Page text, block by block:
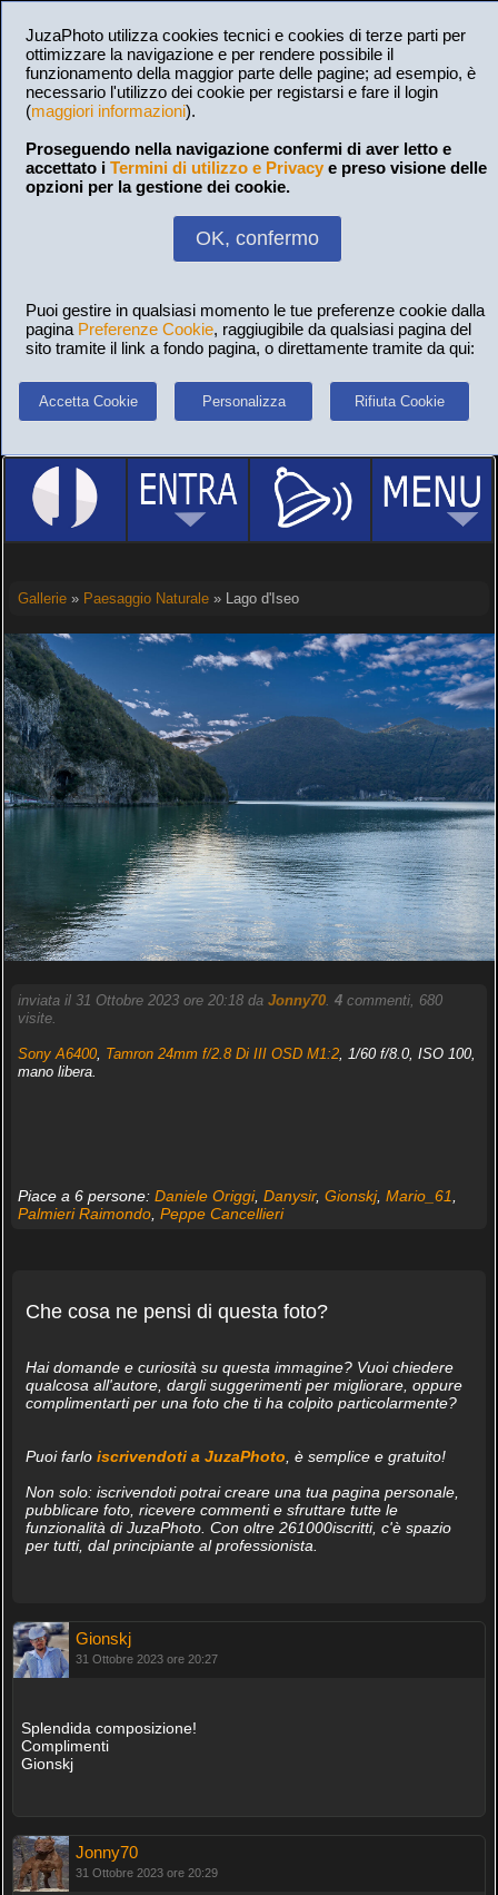
JuzaPhoto utilizza cookies tecnici e cookies di terze parti per
ottimizzare la navigazione e per rendere possibile il
funzionamento della maggior parte delle pagine; ad esempio, è
necessario l'utilizzo dei cookie per registarsi e fare il login
(maggiori informazioni).
Proseguendo nella navigazione confermi di aver letto e
accettato i Termini di utilizzo e Privacy e preso visione delle
opzioni per la gestione dei cookie.
OK, confermo
Puoi gestire in qualsiasi momento le tue preferenze cookie dalla
pagina Preferenze Cookie, raggiugibile da qualsiasi pagina del
sito tramite il link a fondo pagina, o direttamente tramite da qui:
Accetta Cookie Personalizza Rifiuta Cookie
Gallerie» Paesaggio Naturale» Lago d'Iseo
inviata il 31 Ottobre 2023 ore 20:18 da Jonny70. 4commenti, 680
visite.
Sony A6400, Tamron 24mm f/2.8 Di III OSD M1:2, 1/60 f/8.0, ISO 100,
mano libera.
Piace a 6 persone: Daniele Origgi, Danysir, Gionskj, Mario_61
Palmieri Raimondo, Peppe Cancellieri
Che cosa ne pensi di questa foto?
Hai domande e curiosità su questa immagine? Vuoi chiedere
qualcosa all'autore, dargli suggerimenti per migliorare, oppure
complimentarti per una foto che ti ha colpito particolarmente?
Puoi farlo iscrivendoti a JuzaPhoto , è semplice e gratuito!
Non solo: iscrivendoti potrai creare una tua pagina personale,
pubblicare foto, ricevere commenti e sfruttare tutte le
funzionalità di JuzaPhoto. Con oltre 261000iscritti, c'è spazio
per tutti, dal principiante al professionista.
Gionskj
31 Ottobre 2023 ore 20:27
Splendida composizione!
Complimenti
Gionskj
Jonny70
31 Ottobre 2023 ore 20:29